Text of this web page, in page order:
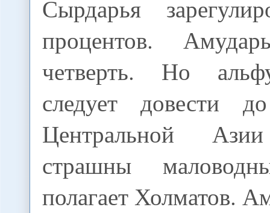
Сырдарья
процентов.
четверть. Но
следует довести
Центральной
страшны
полагает Холматов.